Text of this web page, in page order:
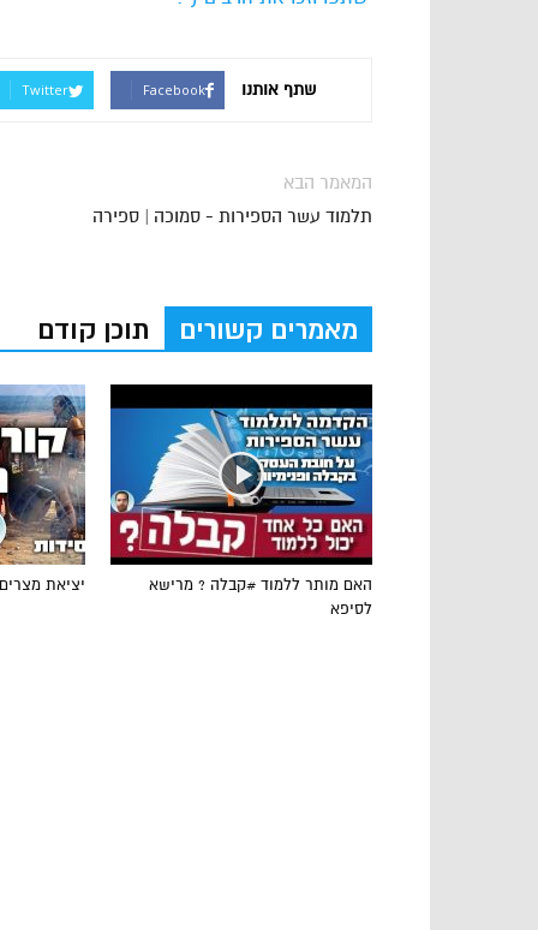
שתף אותנו Facebook
Twitter
המאמר הבא
תלמוד עשר הספירות - סמוכה | ספירה
מאמרים קשורים תוכן קודם
יציאת מצרים
האם מותר ללמוד #קבלה ? מרישא
לסיפא